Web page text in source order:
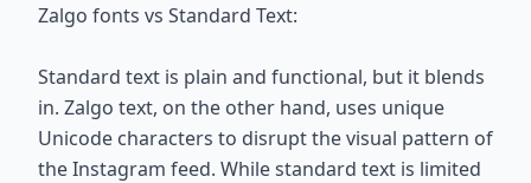
Zalgo fonts vs Standard Text:
Standard text is plain and functional, but it blends
in. Zalgo text, on the other hand, uses unique
Unicode characters to disrupt the visual pattern of
the Instagram feed. While standard text is limited